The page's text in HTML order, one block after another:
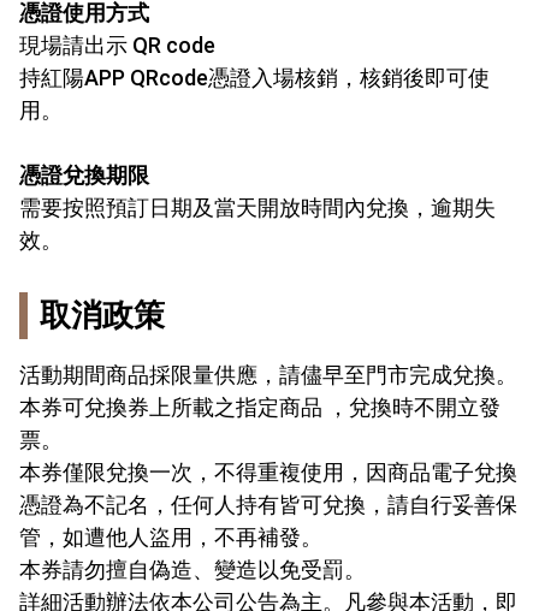
憑證使用方式
現場請出示 QR code
持紅陽APP QRcode憑證入場核銷，核銷後即可使
用。
憑證兌換期限
需要按照預訂日期及當天開放時間內兌換，逾期失
效。
取消政策
活動期間商品採限量供應，請儘早至門市完成兌換。
本券可兌換券上所載之指定商品 ，兌換時不開立發
票。
本券僅限兌換一次，不得重複使用，因商品電子兌換
憑證為不記名，任何人持有皆可兌換，請自行妥善保
管，如遭他人盜用，不再補發。
本券請勿擅自偽造、變造以免受罰。
詳細活動辦法依本公司公告為主。凡參與本活動，即